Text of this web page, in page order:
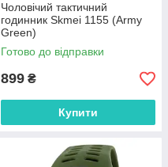
Чоловічий тактичний
годинник Skmei 1155 (Army
Green)
Готово до відправки
899 ₴
Купити